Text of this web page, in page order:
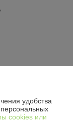
удобства
cookies или